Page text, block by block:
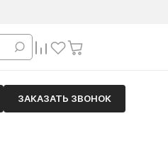
ЗАКАЗАТЬ ЗВОНОК